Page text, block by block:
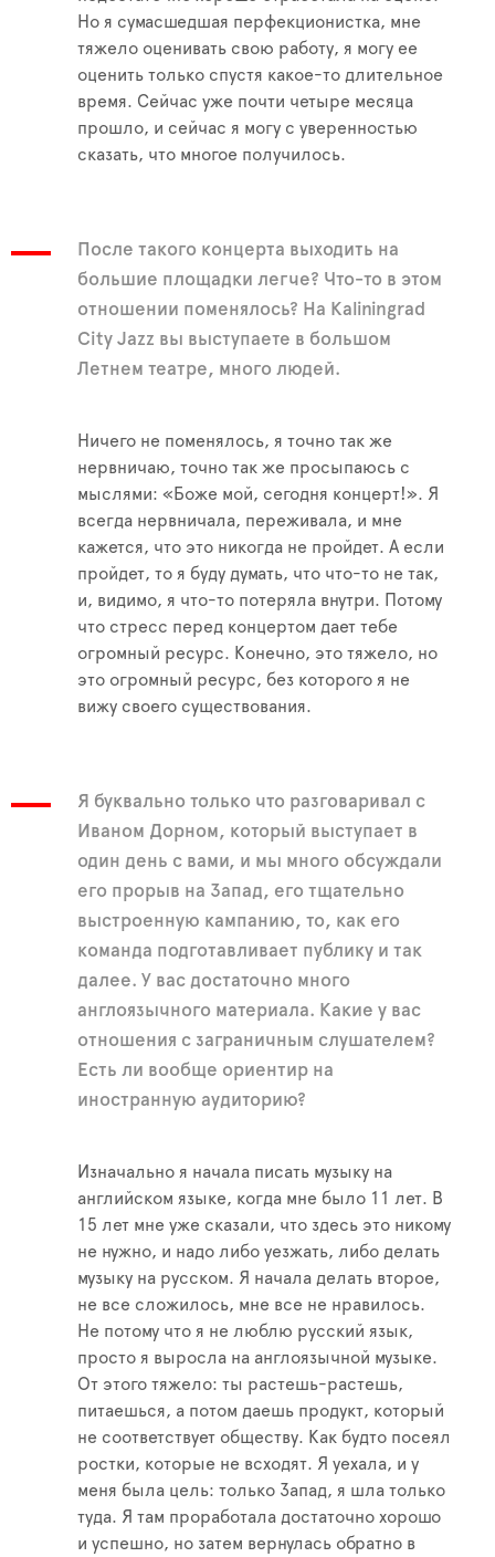
Но я сумасшедшая перфекционистка, мне
тяжело оценивать свою работу, я могу ее
оценить только спустя какое-то длительное
время. Сейчас уже почти четыре месяца
прошло, и сейчас я могу с уверенностью
сказать, что многое получилось.
После такого концерта выходить на
большие площадки легче? Что-то в этом
отношении поменялось? На Kaliningrad
City Jazz вы выступаете в большом
Летнем театре, много людей.
Ничего не поменялось, я точно так же
нервничаю, точно так же просыпаюсь с
мыслями: «Боже мой, сегодня концерт!». Я
всегда нервничала, переживала, и мне
кажется, что это никогда не пройдет. А если
пройдет, то я буду думать, что что-то не так,
и, видимо, я что-то потеряла внутри. Потому
что стресс перед концертом дает тебе
огромный ресурс. Конечно, это тяжело, но
это огромный ресурс, без которого я не
вижу своего существования.
Я буквально только что разговаривал с
Иваном Дорном, который выступает в
один день с вами, и мы много обсуждали
его прорыв на Запад, его тщательно
выстроенную кампанию, то, как его
команда подготавливает публику и так
далее. У вас достаточно много
англоязычного материала. Какие у вас
отношения с заграничным слушателем?
Есть ли вообще ориентир на
иностранную аудиторию?
Изначально я начала писать музыку на
английском языке, когда мне было 11 лет. В
15 лет мне уже сказали, что здесь это никому
не нужно, и надо либо уезжать, либо делать
музыку на русском. Я начала делать второе,
не все сложилось, мне все не нравилось.
Не потому что я не люблю русский язык,
просто я выросла на англоязычной музыке.
От этого тяжело: ты растешь-растешь,
питаешься, а потом даешь продукт, который
не соответствует обществу. Как будто посеял
ростки, которые не всходят. Я уехала, и у
меня была цель: только Запад, я шла только
туда. Я там проработала достаточно хорошо
и успешно, но затем вернулась обратно в